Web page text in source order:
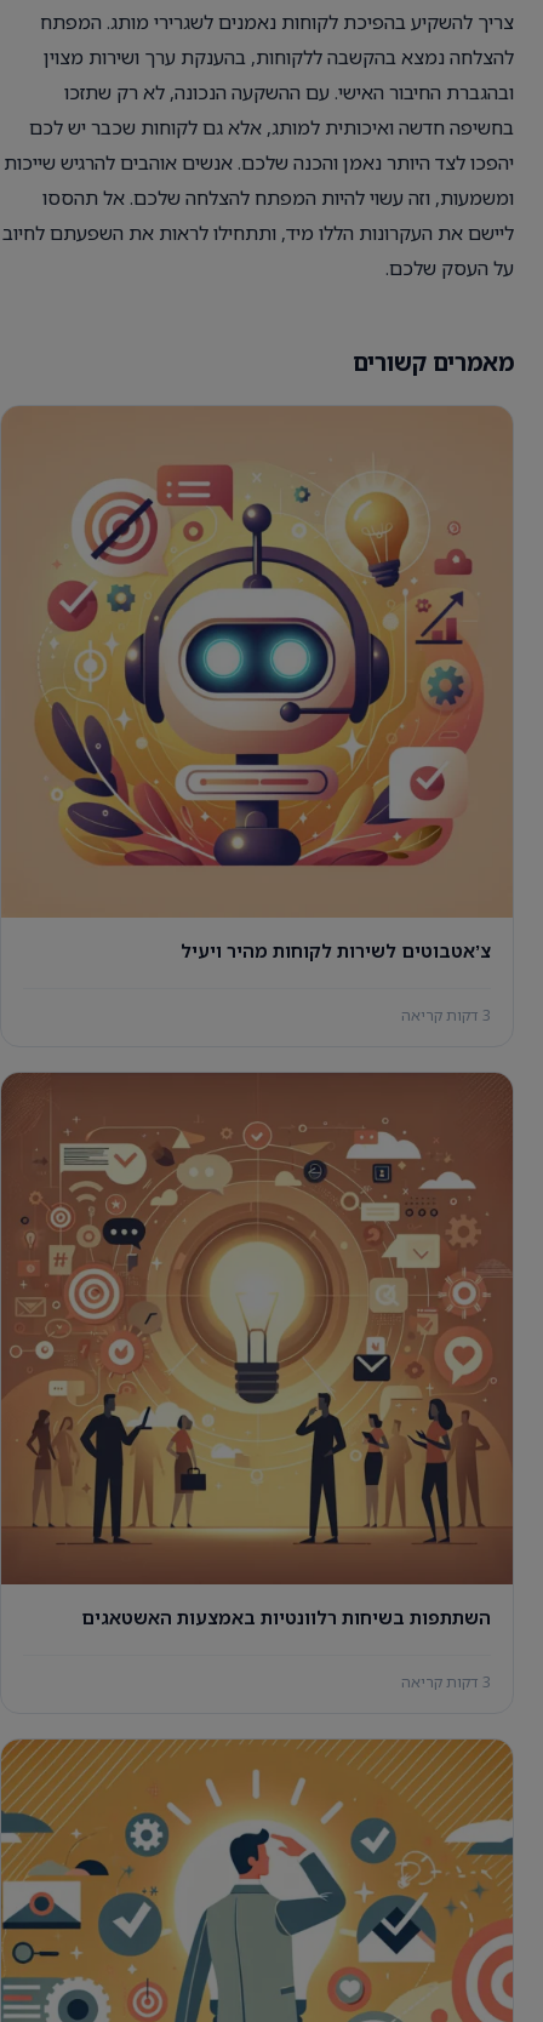
צריך להשקיע בהפיכת לקוחות נאמנים לשגרירי מותג. המפתח
להצלחה נמצא בהקשבה ללקוחות, בהענקת ערך ושירות מצוין
ובהגברת החיבור האישי. עם ההשקעה הנכונה, לא רק שתזכו
בחשיפה חדשה ואיכותית למותג, אלא גם לקוחות שכבר יש לכם
יהפכו לצד היותר נאמן והכנה שלכם. אנשים אוהבים להרגיש שייכות
ומשמעות, וזה עשוי להיות המפתח להצלחה שלכם. אל תהססו
ליישם את העקרונות הללו מיד, ותתחילו לראות את השפעתם לחיוב
על העסק שלכם.
מאמרים קשורים
צʼאטבוטים לשירות לקוחות מהיר ויעיל
3 דקות קריאה
השתתפות בשיחות רלוונטיות באמצעות האשטאגים
3 דקות קריאה